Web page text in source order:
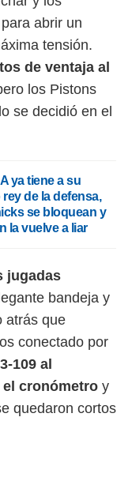
abrir un
tensión.
de ventaja al
los Pistons
se decidió en el
ya tiene a su
de la defensa,
se bloquean y
la vuelve a liar
jugadas
bandeja y
atrás que
conectado por
109 al
el cronómetro y
quedaron cortos